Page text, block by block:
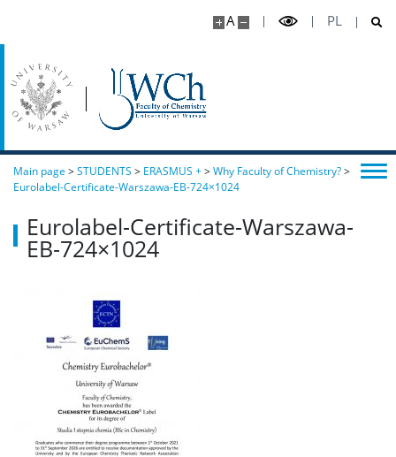
A PL
Main page >STUDENTS > ERASMUS +>Why Faculty of Chemistry?>
Eurolabel-Certificate-Warszawa-EB-724×1024
Eurolabel-Certificate-Warszawa-
EB-724×1024